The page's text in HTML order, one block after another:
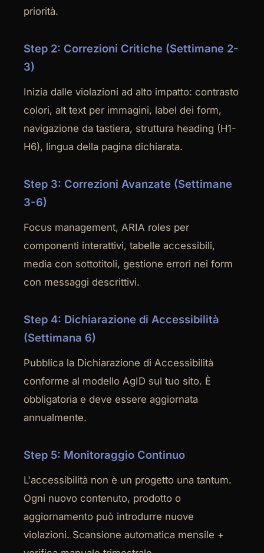
priorità.
Step 2: Correzioni Critiche (Settimane 2-
3)
Inizia dalle violazioni ad alto impatto: contrasto
colori, alt text per immagini, label dei form,
navigazione da tastiera, struttura heading (H1-
H6), lingua della pagina dichiarata.
Step 3: Correzioni Avanzate (Settimane
3-6)
Focus management, ARIA roles per
componenti interattivi, tabelle accessibili,
media con sottotitoli, gestione errori nei form
con messaggi descrittivi.
Step 4: Dichiarazione di Accessibilità
(Settimana 6)
Pubblica la Dichiarazione di Accessibilità
conforme al modello AgID sul tuo sito. È
obbligatoria e deve essere aggiornata
annualmente.
Step 5: Monitoraggio Continuo
L'accessibilità non è un progetto una tantum.
Ogni nuovo contenuto, prodotto o
aggiornamento può introdurre nuove
violazioni. Scansione automatica mensile +